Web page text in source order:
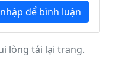
để bình luận
lòng tải lại trang.